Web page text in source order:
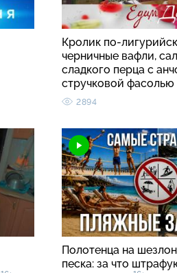
Кролик по-
черничные вафли,
сладкого перца с
стручковой фасолью
2894
Полотенца на
песка: за что